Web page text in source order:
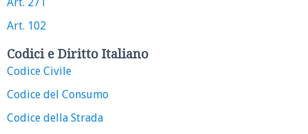
Art. 271
Art. 102
Codici e Diritto Italiano
Codice Civile
Codice del Consumo
Codice della Strada